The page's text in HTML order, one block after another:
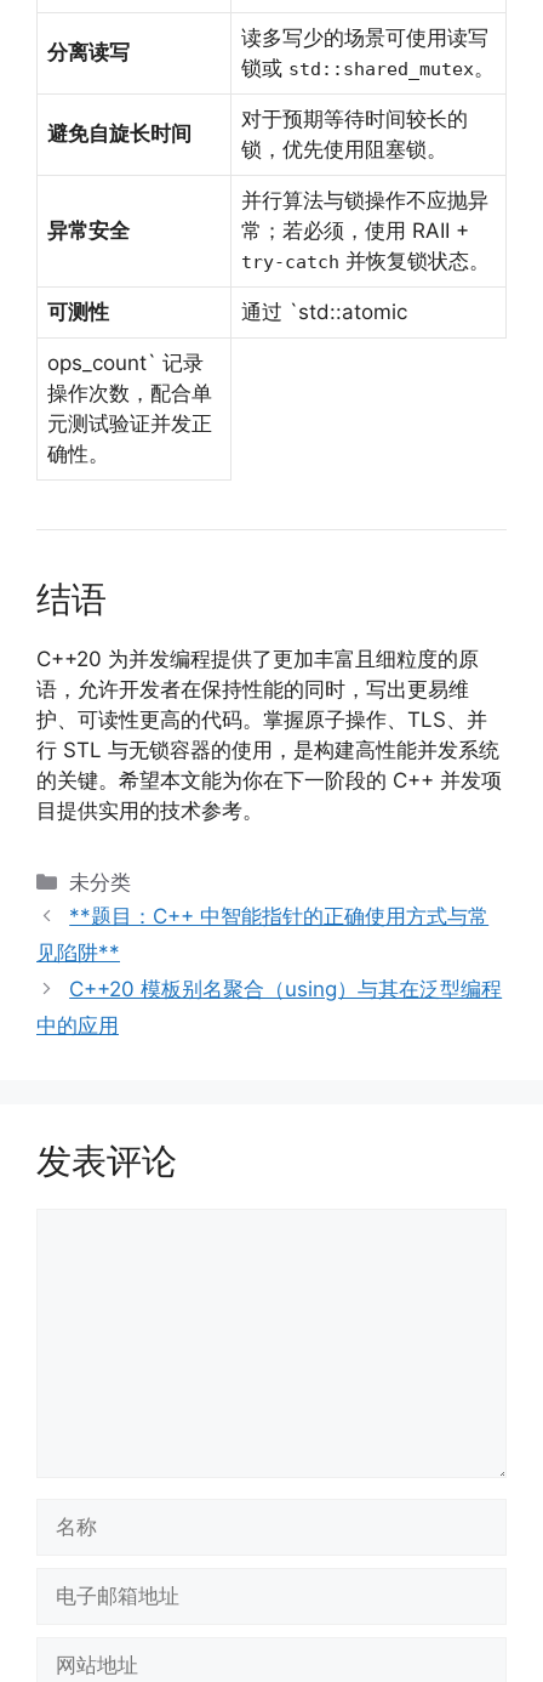
分离读写
读多写少的场景可使用读写
锁或 std::shared_mutex。
避免自旋长时间
对于预期等待时间较长的
锁，优先使用阻塞锁。
异常安全
并行算法与锁操作不应抛异
常；若必须，使用 RAII +
try-catch 并恢复锁状态。
可测性 通过 `std::atomic
ops_count` 记录
操作次数，配合单
元测试验证并发正
确性。
结语
C++20 为并发编程提供了更加丰富且细粒度的原
语，允许开发者在保持性能的同时，写出更易维
护、可读性更高的代码。掌握原子操作、TLS、并
行 STL 与无锁容器的使用，是构建高性能并发系统
的关键。希望本文能为你在下一阶段的 C++ 并发项
目提供实用的技术参考。
分
类
未分类
**题目：C++ 中智能指针的正确使用方式与常
见陷阱**
C++20 模板别名聚合（using）与其在泛型编程
中的应用
发表评论